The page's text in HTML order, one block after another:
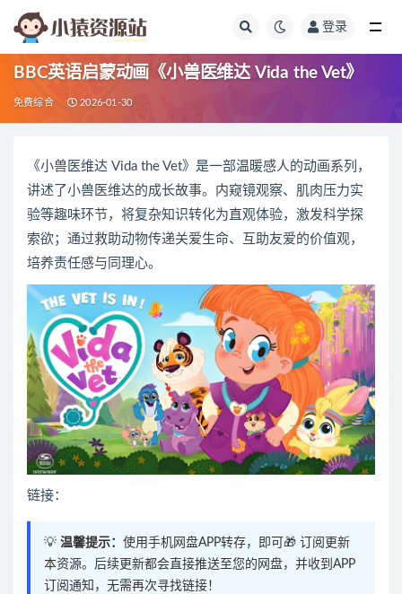
登录
BBC英语启蒙动画《小兽医维达 Vida the Vet》
免费综合 2026-01-30
《小兽医维达 Vida the Vet》是一部温暖感人的动画系列，
讲述了小兽医维达的成长故事。内窥镜观察、肌肉压力实
验等趣味环节，将复杂知识转化为直观体验，激发科学探
索欲；通过救助动物传递关爱生命、互助友爱的价值观，
培养责任感与同理心。
链接：
💡 温馨提示： 使用手机网盘APP转存，即可🎁 订阅更新
本资源。后续更新都会直接推送至您的网盘，并收到APP
订阅通知，无需再次寻找链接！